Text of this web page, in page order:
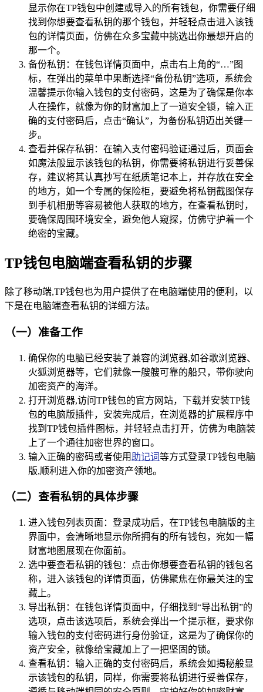
显示你在TP钱包中创建或导入的所有钱包，你需要仔细
找到你想要查看私钥的那个钱包，并轻轻点击进入该钱
包的详情页面，仿佛在众多宝藏中挑选出你最想开启的
那一个。
备份私钥：在钱包详情页面中，点击右上角的“…”图
标，在弹出的菜单中果断选择“备份私钥”选项，系统会
温馨提示你输入钱包的支付密码，这是为了确保是你本
人在操作，就像为你的财富加上了一道安全锁，输入正
确的支付密码后，点击“确认”，为备份私钥迈出关键一
步。
查看并保存私钥：在输入支付密码验证通过后，页面会
如魔法般显示该钱包的私钥，你需要将私钥进行妥善保
存，建议将其认真抄写在纸质笔记本上，并存放在安全
的地方，如一个专属的保险柜，要避免将私钥截图保存
到手机相册等容易被他人获取的地方，在查看私钥时，
要确保周围环境安全，避免他人窥探，仿佛守护着一个
绝密的宝藏。
TP钱包电脑端查看私钥的步骤
除了移动端,TP钱包也为用户提供了在电脑端使用的便利，以
下是在电脑端查看私钥的详细方法。
（一）准备工作
确保你的电脑已经安装了兼容的浏览器,如谷歌浏览器、
火狐浏览器等，它们就像一艘艘可靠的船只，带你驶向
加密资产的海洋。
打开浏览器,访问TP钱包的官方网站，下载并安装TP钱
包的电脑版插件，安装完成后，在浏览器的扩展程序中
找到TP钱包插件图标，并轻轻点击打开，仿佛为电脑装
上了一个通往加密世界的窗口。
输入正确的密码或者使用 助记词等方式登录TP钱包电脑
版,顺利进入你的加密资产领地。
（二）查看私钥的具体步骤
进入钱包列表页面：登录成功后，在TP钱包电脑版的主
界面中，会清晰地显示你所拥有的所有钱包，宛如一幅
财富地图展现在你面前。
选中要查看私钥的钱包：点击你想要查看私钥的钱包名
称，进入该钱包的详情页面，仿佛聚焦在你最关注的宝
藏上。
导出私钥：在钱包详情页面中，仔细找到“导出私钥”的
选项，点击该选项后，系统会弹出一个提示框，要求你
输入钱包的支付密码进行身份验证，这是为了确保你的
资产安全，就像给宝藏加上了一把坚固的锁。
查看私钥：输入正确的支付密码后，系统会如揭秘般显
示该钱包的私钥，同样，你需要将私钥进行妥善保存，